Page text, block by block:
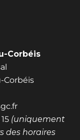
Corbéis
Corbéis
(uniquement
des horaires